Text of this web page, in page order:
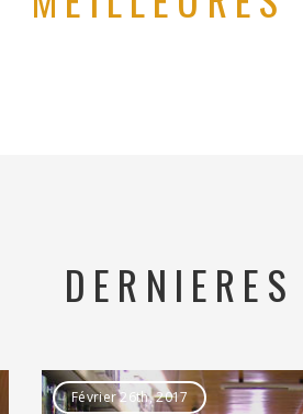
DERNIERES
Février 26th, 2017